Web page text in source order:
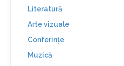
Literatură
Arte vizuale
Conferinţe
Muzică